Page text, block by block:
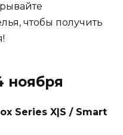
чтобы получить
ноября
Series X|S / Smart